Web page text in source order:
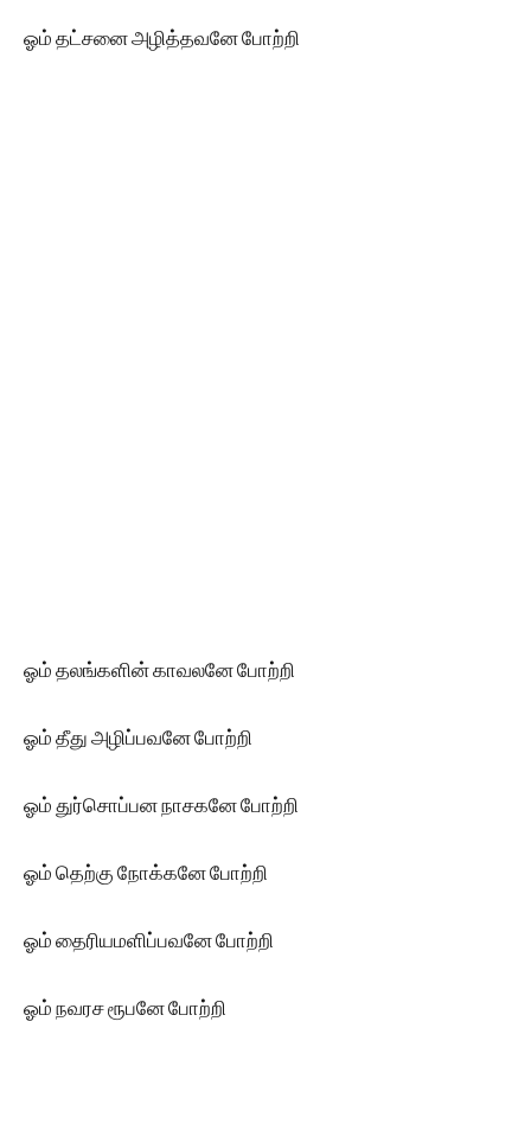
ஓம் தட்சனை அழித்தவனே போற்றி
ஓம் தலங்களின் காவலனே போற்றி
ஓம் தீது அழிப்பவனே போற்றி
ஓம் துர்சொப்பன நாசகனே போற்றி
ஓம் தெற்கு நோக்கனே போற்றி
ஓம் தைரியமளிப்பவனே போற்றி
ஓம் நவரச ரூபனே போற்றி